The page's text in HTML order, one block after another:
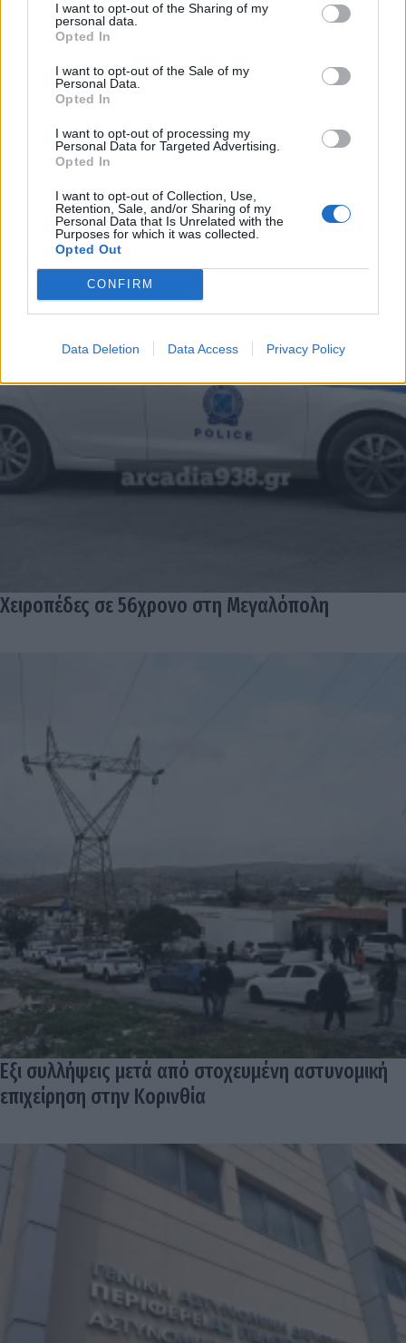
I want to opt-out of the Sharing of my
personal data.
Opted In
I want to opt-out of the Sale of my
Personal Data.
Opted In
I want to opt-out of processing my
Personal Data for Targeted Advertising.
Opted In
I want to opt-out of Collection, Use,
Retention, Sale, and/or Sharing of my
Personal Data that Is Unrelated with the
Purposes for which it was collected.
Opted Out
CONFIRM
Data Deletion Data Access Privacy Policy
31.07.2026 12:48
ΑΣΤΥΝΟΜΙΚΟ ΡΕΠΟΡΤΑΖ
Χειροπέδες σε 56χρονο στη Μεγαλόπολη
Εξι συλλήψεις μετά από στοχευμένη αστυνομική
επιχείρηση στην Κορινθία